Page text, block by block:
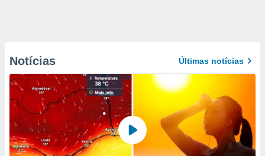
Notícias Últimas notícias